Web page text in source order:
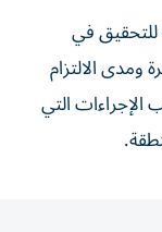
للتحقيق في
الالتزام
الإجراءات التي